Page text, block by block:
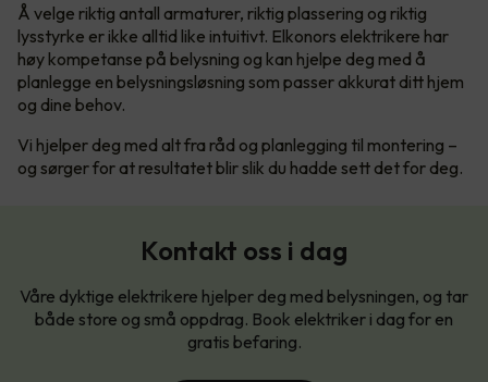
Å velge riktig antall armaturer, riktig plassering og riktig
lysstyrke er ikke alltid like intuitivt. Elkonors elektrikere har
høy kompetanse på belysning og kan hjelpe deg med å
planlegge en belysningsløsning som passer akkurat ditt hjem
og dine behov.
Vi hjelper deg med alt fra råd og planlegging til montering –
og sørger for at resultatet blir slik du hadde sett det for deg.
Kontakt oss i dag
Våre dyktige elektrikere hjelper deg med belysningen, og tar
både store og små oppdrag. Book elektriker i dag for en
gratis befaring.